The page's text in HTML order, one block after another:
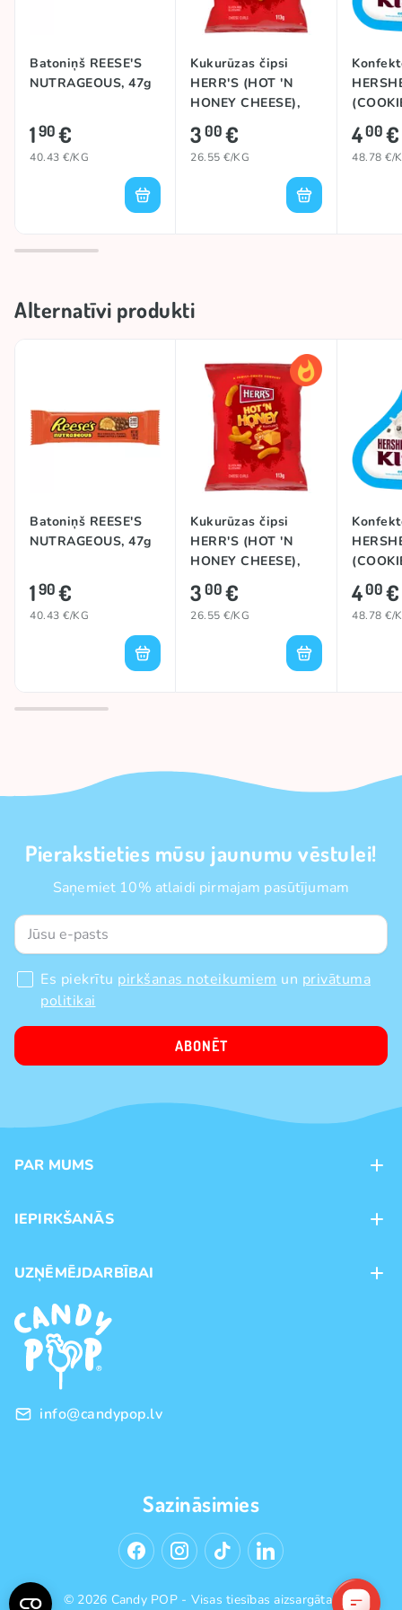
Batoniņš REESE'S
NUTRAGEOUS, 47g
190€
40.43 €/KG
Kukurūzas čipsi
HERR'S (HOT 'N
HONEY CHEESE),
113g
300€
26.55 €/KG
82g
400€
48.78 €/
Alternatīvi produkti
Batoniņš REESE'S
NUTRAGEOUS, 47g
190€
40.43 €/KG
Kukurūzas čipsi
HERR'S (HOT 'N
HONEY CHEESE),
113g
300€
26.55 €/KG
82g
400€
48.78 €/
Pierakstieties mūsu jaunumu vēstulei!
Saņemiet 10% atlaidi pirmajam pasūtījumam
Es piekrītu pirkšanas noteikumiem un privātuma
politikai
ABONĒT
PAR MUMS
Veikali
Preču zīmoli
IEPIRKŠANĀS
Piegāde
Pirkšanas noteikumi
Privātuma politika
UZŅĒMĒJDARBĪBAI
Franšīze
Vairumtirdzniecība
info@candypop.lv
Sazināsimies
© 2026 Candy POP - Visas tiesības aizsargātas